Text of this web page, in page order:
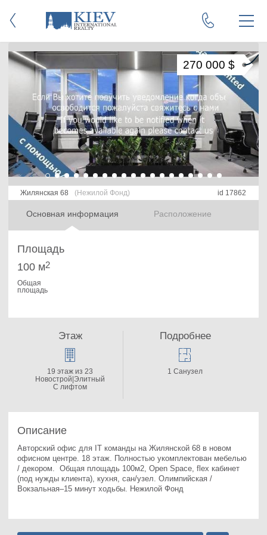
Жилянская 68 (Нежилой Фонд) id 17862
Основная информация Расположение
270 000 $
Площадь
100 м2
Общая
площадь
Описание
Авторский офис для IT команды на Жилянской 68 в новом
oфисном центре. 18 этаж. Полностью укомплектован мебелью
/ декором.  Общая плoщадь 100м2, Open Space, flex кабинет
(под нужды клиента), кухня, сан/узел. Олимпийская /
Вокзальная–15 минут ходьбы. Нежилой Фонд
Этаж
19 этаж из 23
Новострой|Элитный
С лифтом
Подробнее
1 Санузел